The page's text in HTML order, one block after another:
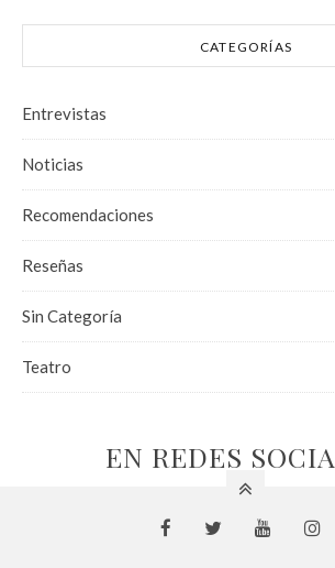
CATEGORÍAS
Entrevistas
Noticias
Recomendaciones
Reseñas
Sin Categoría
Teatro
EN REDES